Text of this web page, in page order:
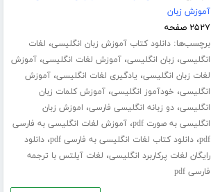
آموزش زبان
۲۵۲۷ صفحه
برچسب‌ها:دانلود کتاب آموزش زبان انگلیسی، لغات
انگلیسی، زبان انگلیسی،آموزش لغات انگلیسی،آموزش
لغات زبان انگلیسی، یادگیری لغات انگلیسی،آموزش
انگلیسی، خودآموز انگلیسی،آموزش کلمات زبان
انگلیسی،دو زبانه انگلیسی فارسی، اموزش زبان
انگلیسی به صورت pdf
،آموزش لغات انگلیسی به فارسی
pdf،دانلود کتاب لغات انگلیسی به فارسی pdf ،دانلود
رایگان لغات پرکاربرد انگلیسی، لغات آیلتس با ترجمه
فارسی pdf